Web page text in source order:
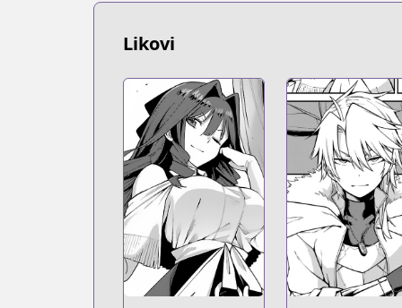
https://www.mangaupdates.com/
novelUpdates
Book☆Walker
Book☆Walker
https://bookwalker.jp/series/447670/
Official English
Official English
https://
Likovi